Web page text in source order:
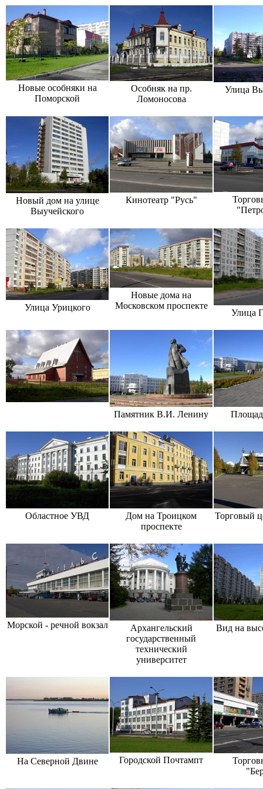
Новые особняки на
Поморской
Особняк на пр.
Ломоносова
Улица
Новый дом на улице
Выучейского
Кинотеатр "Русь"
Улица Урицкого
Новые дома на
Московском проспекте
Улица
Памятник В.И. Ленину
Областное УВД
Дом на Троицком
проспекте
Торговый
Морской - речной вокзал
Архангельский
государственный
технический
университет
Вид на
На Северной Двине Городской Почтампт